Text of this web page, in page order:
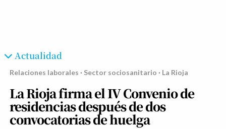
Actualidad
Relaciones laborales · Sector sociosanitario · La Rioja
La Rioja firma el IV Convenio de
residencias después de dos
convocatorias de huelga